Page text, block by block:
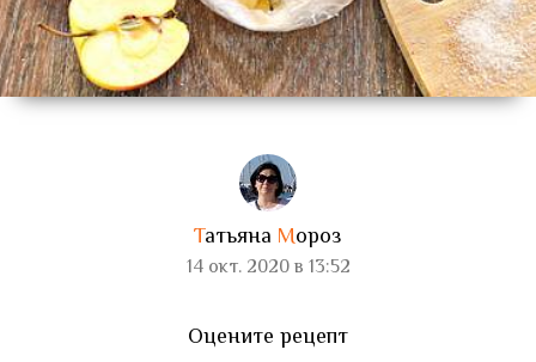
Татьяна Мороз
14 окт. 2020 в 13:52
Оцените рецепт